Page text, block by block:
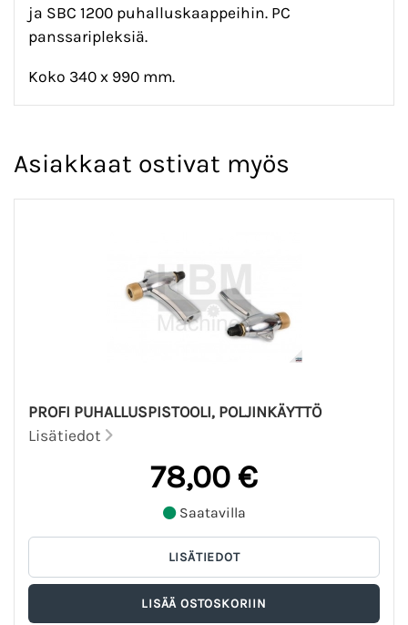
ja SBC 1200 puhalluskaappeihin. PC
panssaripleksiä.
Koko 340 x 990 mm.
Asiakkaat ostivat myös
PROFI PUHALLUSPISTOOLI, POLJINKÄYTTÖ
Lisätiedot
78,00 €
Saatavilla